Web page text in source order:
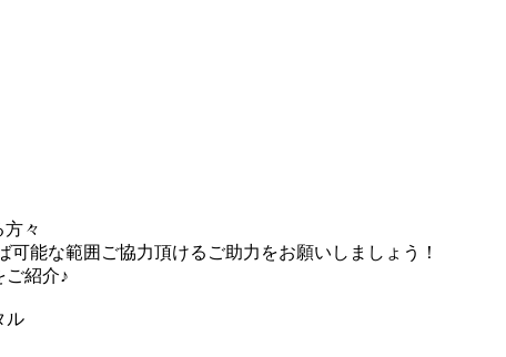
々
能な範囲ご協力頂けるご助力をお願いしましょう！
ご紹介♪
ル